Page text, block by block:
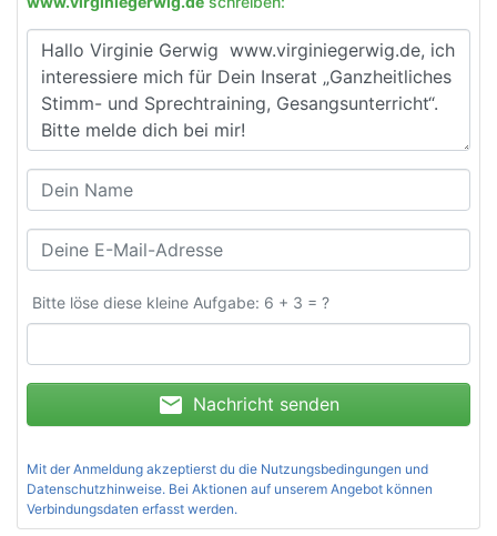
Bitte löse diese kleine Aufgabe: 6 + 3 = ?
mail Nachricht senden
Mit der Anmeldung akzeptierst du die Nutzungsbedingungen und
Datenschutzhinweise. Bei Aktionen auf unserem Angebot können
Verbindungsdaten erfasst werden.